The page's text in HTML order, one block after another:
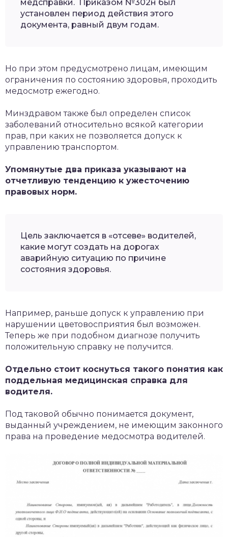
медсправки. Приказом №302н был
установлен период действия этого
документа, равный двум годам.
Но при этом предусмотрено лицам, имеющим
ограничения по состоянию здоровья, проходить
медосмотр ежегодно.
Минздравом также был определен список
заболеваний относительно всякой категории
прав, при каких не позволяется допуск к
управлению транспортом.
Упомянутые два приказа указывают на
отчетливую тенденцию к ужесточению
правовых норм.
Цель заключается в «отсеве» водителей,
какие могут создать на дорогах
аварийную ситуацию по причине
состояния здоровья.
Например, раньше допуск к управлению при
нарушении цветовосприятия был возможен.
Теперь же при подобном диагнозе получить
положительную справку не получится.
Отдельно стоит коснуться такого понятия как
поддельная медицинская справка для
водителя.
Под таковой обычно понимается документ,
выданный учреждением, не имеющим законного
права на проведение медосмотра водителей.